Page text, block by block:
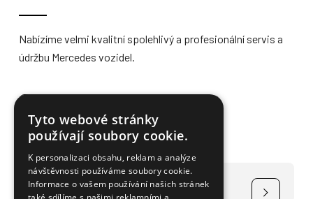
Nabízíme velmi kvalitní spolehlivý a profesionální servis a
údržbu Mercedes vozidel.
Čerpání dotace na elektromobily
Tyto webové stránky
používají soubory cookie.
K personalizaci obsahu, reklam a analýze
návštěvnosti používáme soubory cookie.
Informace o vašem používání našich stránek